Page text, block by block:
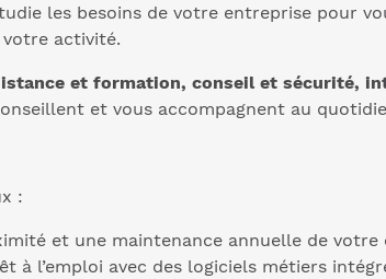
les besoins de votre entreprise pour
votre activité.
et formation, conseil et sécurité,
et vous accompagnent au
:
et une maintenance annuelle de votre
à l’emploi avec des logiciels métiers